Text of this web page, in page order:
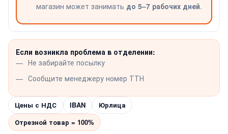
магазин может занимать до 5–7 рабочих дней.
Если возникла проблема в отделении:
Не забирайте посылку
Сообщите менеджеру номер ТТН
Цены с НДС IBAN
Юрлица
Отрезной товар = 100%